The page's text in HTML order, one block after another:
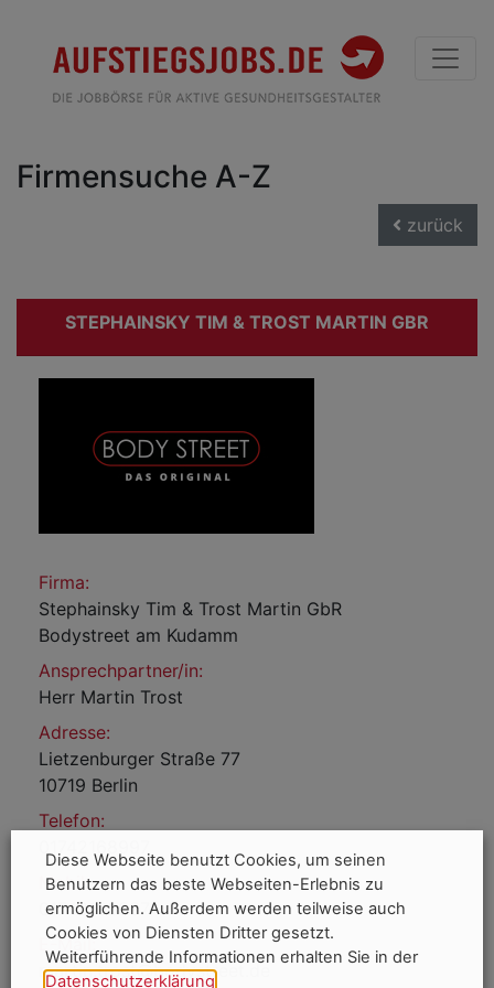
Firmensuche A-Z
zurück
STEPHAINSKY TIM & TROST MARTIN GBR
Firma:
Stephainsky Tim & Trost Martin GbR
Bodystreet am Kudamm
Ansprechpartner/in:
Herr Martin Trost
Adresse:
Lietzenburger Straße 77
10719 Berlin
Telefon:
Mobil:
01742168997
E-Mail:
martin.trost@bodystreet.de
Diese Webseite benutzt Cookies, um seinen
Benutzern das beste Webseiten-Erlebnis zu
ermöglichen. Außerdem werden teilweise auch
Cookies von Diensten Dritter gesetzt.
Weiterführende Informationen erhalten Sie in der
Datenschutzerklärung